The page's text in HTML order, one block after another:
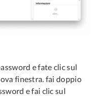
e fate clic sul
finestra. fai doppio
e fai clic sul